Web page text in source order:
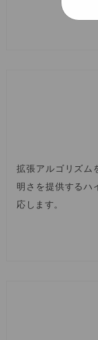
拡張アルゴリズム
明さを提供するハ
応します。